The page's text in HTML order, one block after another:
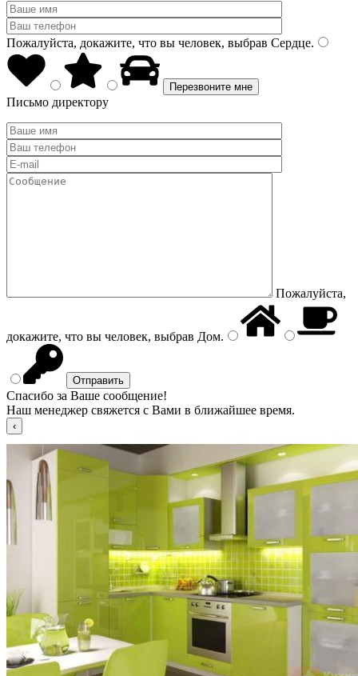
Пожалуйста, докажите, что вы человек, выбрав Сердце.
Письмо директору
Пожалуйста,
докажите, что вы человек, выбрав Дом.
Спасибо за Ваше сообщение!
Наш менеджер свяжется с Вами в ближайшее время.